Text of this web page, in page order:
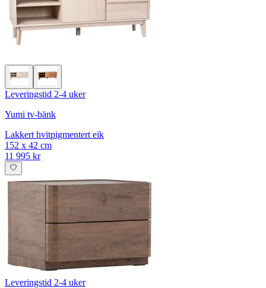
Leveringstid 2-4 uker
Yumi tv-bänk
Lakkert hvitpigmentert eik
152 x 42 cm
11 995 kr
Leveringstid 2-4 uker